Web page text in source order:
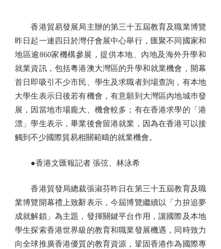
香港貿易發展局主辦的第三十五屆教育及職業博覽
昨日起一連四日於灣仔會展中心舉行，匯聚不同國家和
地區逾860家機構參展，提供本地、內地及海外升學和
就業資訊，包括粵港澳大灣區的升學和就業機會，開幕
首日即吸引不少市民、學生及求職者到場查詢，有本地
大學生表示日後若有機會，有意願到大灣區內地城巿發
展，因當地市場龐大、機會較多；有在香港求學的「港
漂」學生表示，畢業後會留港就業，因為在香港可以接
觸到不少國際貿易相關範疇的就業機會。
●香港文匯報記者 張弦、林泳希
香港貿發局總裁張淑芬昨日在第三十五屆教育及職
業博覽開幕禮上致辭表示，今屆博覽繼續以「力拚追夢
成就解鎖」為主題，發揮關鍵平台作用，讓國際及本地
學生探索香港世界級的教育和職業發展機遇，同時致力
向全球推廣香港優質的教育資源，鞏固香港作為國際專